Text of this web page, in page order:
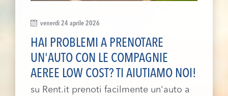
venerdì 24 aprile 2026
HAI PROBLEMI A PRENOTARE
UN'AUTO CON LE COMPAGNIE
AEREE LOW COST? TI AIUTIAMO NOI!
su Rent.it prenoti facilmente un'auto a